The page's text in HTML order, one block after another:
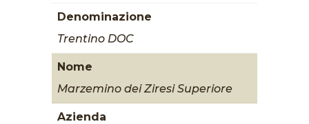
Denominazione
Trentino DOC
Nome
Marzemino dei Ziresi Superiore
Azienda